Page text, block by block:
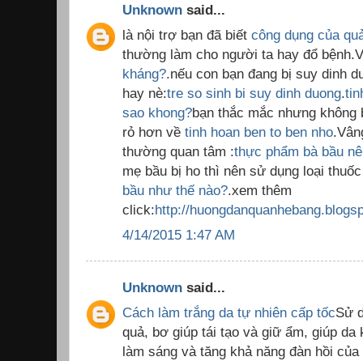
Unknown said...
là nội trợ bạn đã biết công dụng của
thường làm cho người ta hay đổ
kháng?.nếu con bạn đang bị suy dinh
hay nè:tre so sinh bi suy dinh duong.
sao khong?bạn thắc mắc nhưng
rỏ hơn về tinh hoan ben to ben nho
thường quan tâm :thực phẩm bà bầu
mẹ bầu bị ho thì nên sử dụng loại
bầu như thế nào?.xem thêm
click:http://
4/14/2015 1:47 AM
Unknown said...
Cách làm trắng da tự nhiên cấp tốcSử
quả, bơ giúp tái tạo và giữ ẩm, giúp da
làm sáng và tăng khả năng đàn hồi của